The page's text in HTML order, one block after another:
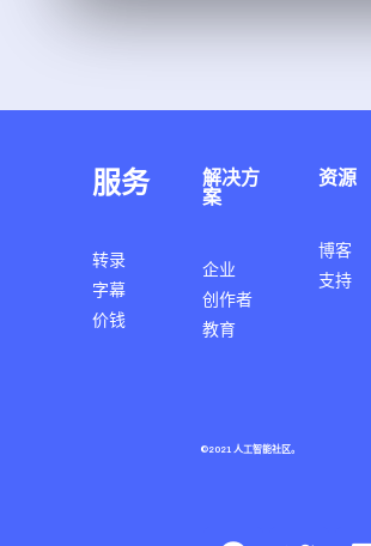
服务
转录
字幕
价钱
解决方
案
企业
创作者
教育
资源
博客
支持
©2021 人工智能社区。